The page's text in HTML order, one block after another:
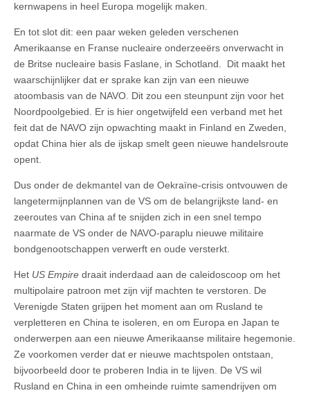
kernwapens in heel Europa mogelijk maken.
En tot slot dit: een paar weken geleden verschenen
Amerikaanse en Franse nucleaire onderzeeërs onverwacht in
de Britse nucleaire basis Faslane, in Schotland. Dit maakt het
waarschijnlijker dat er sprake kan zijn van een nieuwe
atoombasis van de NAVO. Dit zou een steunpunt zijn voor het
Noordpoolgebied. Er is hier ongetwijfeld een verband met het
feit dat de NAVO zijn opwachting maakt in Finland en Zweden,
opdat China hier als de ijskap smelt geen nieuwe handelsroute
opent.
Dus onder de dekmantel van de Oekraïne-crisis ontvouwen de
langetermijnplannen van de VS om de belangrijkste land- en
zeeroutes van China af te snijden zich in een snel tempo
naarmate de VS onder de NAVO-paraplu nieuwe militaire
bondgenootschappen verwerft en oude versterkt.
Het US Empire draait inderdaad aan de caleidoscoop om het
multipolaire patroon met zijn vijf machten te verstoren. De
Verenigde Staten grijpen het moment aan om Rusland te
verpletteren en China te isoleren, en om Europa en Japan te
onderwerpen aan een nieuwe Amerikaanse militaire hegemonie.
Ze voorkomen verder dat er nieuwe machtspolen ontstaan,
bijvoorbeeld door te proberen India in te lijven. De VS wil
Rusland en China in een omheinde ruimte samendrijven om